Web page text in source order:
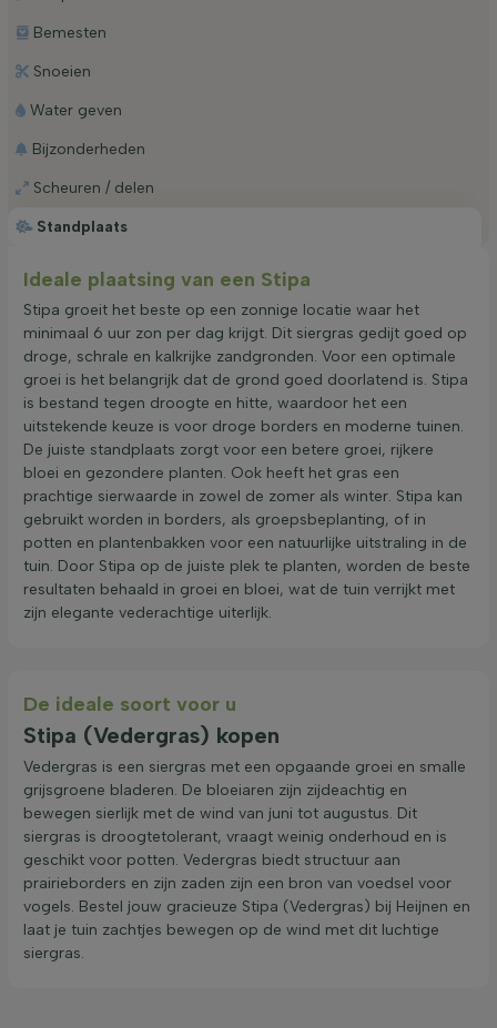
Standplaats
Bemesten
Snoeien
Water geven
Bijzonderheden
Scheuren / delen
Ideale plaatsing van een Stipa
Stipa groeit het beste op een zonnige locatie waar het
minimaal 6 uur zon per dag krijgt. Dit siergras gedijt goed op
droge, schrale en kalkrijke zandgronden. Voor een optimale
groei is het belangrijk dat de grond goed doorlatend is. Stipa
is bestand tegen droogte en hitte, waardoor het een
uitstekende keuze is voor droge borders en moderne tuinen.
De juiste standplaats zorgt voor een betere groei, rijkere
bloei en gezondere planten. Ook heeft het gras een
prachtige sierwaarde in zowel de zomer als winter. Stipa kan
gebruikt worden in borders, als groepsbeplanting, of in
potten en plantenbakken voor een natuurlijke uitstraling in de
tuin. Door Stipa op de juiste plek te planten, worden de beste
resultaten behaald in groei en bloei, wat de tuin verrijkt met
zijn elegante vederachtige uiterlijk.
De ideale soort voor u
Stipa (Vedergras) kopen
Vedergras is een siergras met een opgaande groei en smalle
grijsgroene bladeren. De bloeiaren zijn zijdeachtig en
bewegen sierlijk met de wind van juni tot augustus. Dit
siergras is droogtetolerant, vraagt weinig onderhoud en is
geschikt voor potten. Vedergras biedt structuur aan
prairieborders en zijn zaden zijn een bron van voedsel voor
vogels. Bestel jouw gracieuze Stipa (Vedergras) bij Heijnen en
laat je tuin zachtjes bewegen op de wind met dit luchtige
siergras.